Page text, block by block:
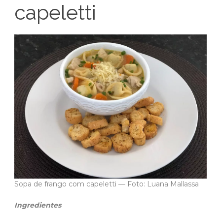
capeletti
Sopa de frango com capeletti — Foto: Luana Mallassa
Ingredientes